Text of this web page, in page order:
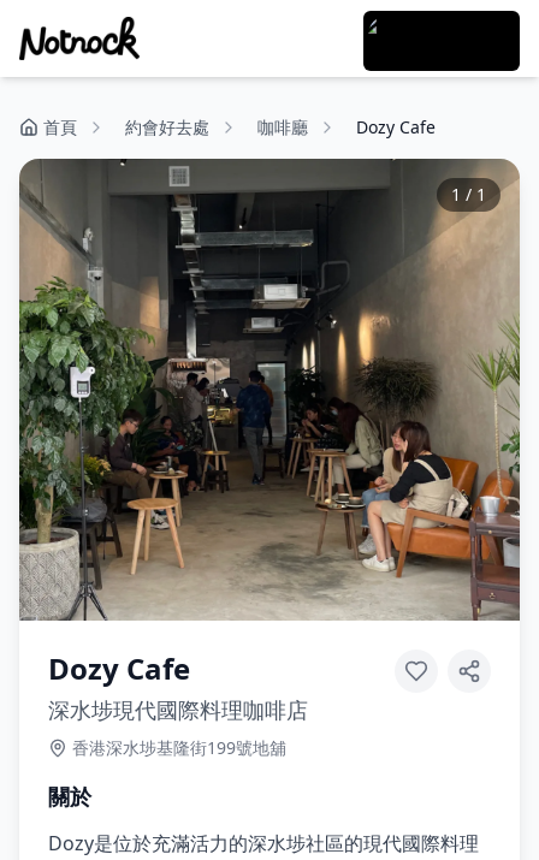
首頁 約會好去處 咖啡廳 Dozy Cafe
1 / 1
Dozy Cafe
深水埗現代國際料理咖啡店
香港深水埗基隆街199號地舖
關於
Dozy是位於充滿活力的深水埗社區的現代國際料理